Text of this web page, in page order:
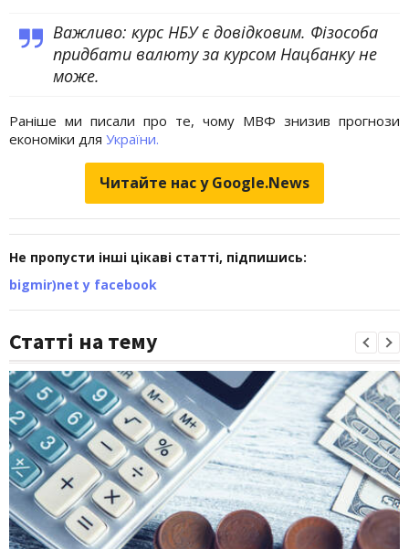
Важливо: курс НБУ є довідковим. Фізособа
придбати валюту за курсом Нацбанку не
може.
Раніше ми писали про те, чому МВФ знизив прогнози
економіки для України.
Читайте нас у Google.News
Не пропусти інші цікаві статті, підпишись:
bigmir)net у facebook
Статті на тему